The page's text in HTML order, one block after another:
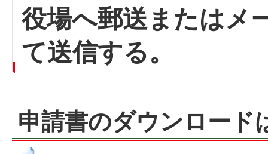
役場へ郵送またはメ
て送信する。
申請書のダウンロード